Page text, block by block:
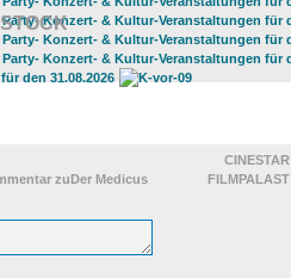
CINESTAR
FILMPALAST